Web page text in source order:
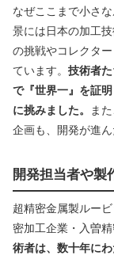
なぜここまで小さ
景には日本の加工
の挑戦やコレクタ
ています。 技術者
で『世界一』を証
に挑みました。
ま
企画も、開発が進ん
開発担当者や製
超精密金属製ルー
密加工企業・入曽
術者は、数十年に